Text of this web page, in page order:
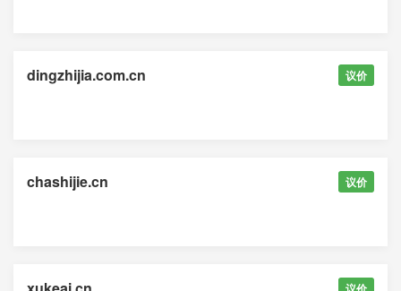
dingzhijia.com.cn 议价
chashijie.cn 议价